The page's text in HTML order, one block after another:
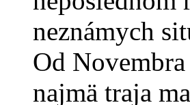
neznámych
Od
najmä traja